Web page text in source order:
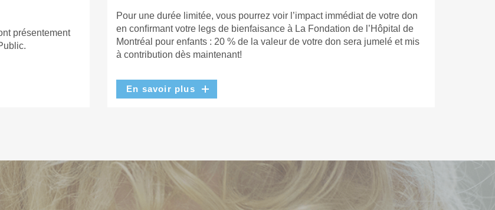
présentement
Pour une durée limitée, vous pourrez voir l’impact immédiat de votre don
en conﬁrmant votre legs de bienfaisance à La Fondation de l’Hôpital de
Montréal pour enfants : 20 % de la valeur de votre don sera jumelé et mis
à contribution dès maintenant!
En savoir plus